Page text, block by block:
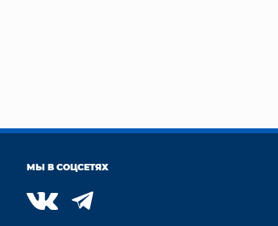
МЫ В СОЦСЕТЯХ